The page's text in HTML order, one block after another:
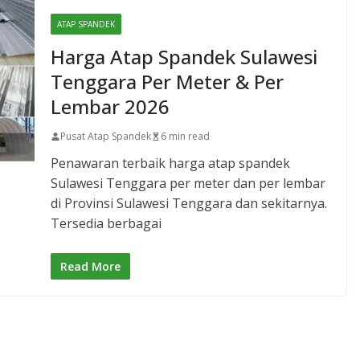
ATAP SPANDEK
Harga Atap Spandek Sulawesi
Tenggara Per Meter & Per
Lembar 2026
Pusat Atap Spandek 6 min read
Penawaran terbaik harga atap spandek
Sulawesi Tenggara per meter dan per lembar
di Provinsi Sulawesi Tenggara dan sekitarnya.
Tersedia berbagai
Read More